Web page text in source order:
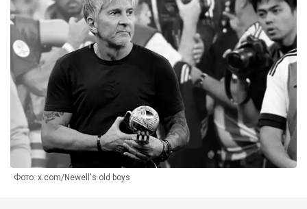
Фото: x.com/Newell's old boys